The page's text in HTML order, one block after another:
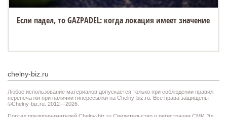
Если падел, то GAZPADEL: когда локация имеет значение
chelny-biz.ru
Любое использование материалов допускается только при соблюдении правил
перепечатки при наличии гиперссылки на Chelny-biz.ru. Все права защищены
©Chelny-biz.ru. 2012—2026.